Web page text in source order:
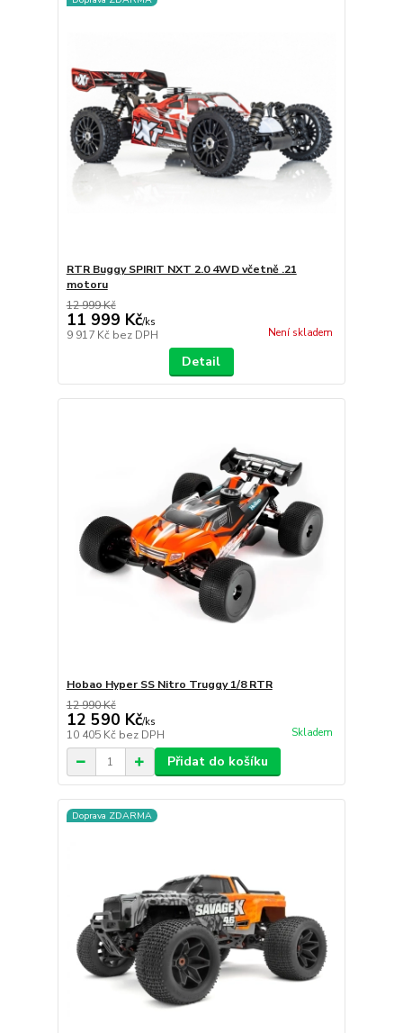
RTR Buggy SPIRIT NXT 2.0 4WD včetně .21
motoru
12 999 Kč
11 999 Kč/ks
9 917 Kč bez DPH Není skladem
Detail
Hobao Hyper SS Nitro Truggy 1/8 RTR
12 990 Kč
12 590 Kč/ks
10 405 Kč bez DPH Skladem
Přidat do košíku
Doprava ZDARMA